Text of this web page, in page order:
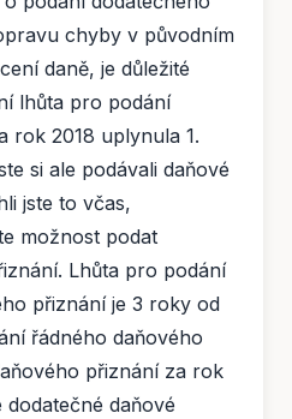
chyby v původním
daně, je důležité
lhůta pro podání
rok 2018 uplynula 1.
si ale podávali daňové
jste to včas,
možnost podat
Lhůta pro podání
přiznání je 3 roky od
řádného daňového
přiznání za rok
daňové